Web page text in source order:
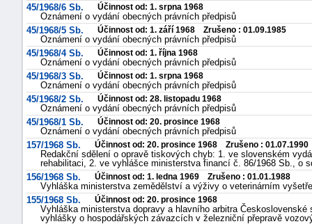
45/1968/6 Sb.
Účinnost od: 1. srpna 1968
Oznámení o vydání obecných právních předpisů
45/1968/5 Sb.
Účinnost od: 1. září 1968 Zrušeno : 01.09.1985
Oznámení o vydání obecných právních předpisů
45/1968/4 Sb.
Účinnost od: 1. října 1968
Oznámení o vydání obecných právních předpisů
45/1968/3 Sb.
Účinnost od: 1. srpna 1968
Oznámení o vydání obecných právních předpisů
45/1968/2 Sb.
Účinnost od: 28. listopadu 1968
Oznámení o vydání obecných právních předpisů
45/1968/1 Sb.
Účinnost od: 20. prosince 1968
Oznámení o vydání obecných právních předpisů
157/1968 Sb.
Účinnost od: 20. prosince 1968 Zrušeno : 01.07.1990
Redakční sdělení o opravě tiskových chyb: 1. ve slovenském
rehabilitaci, 2. ve vyhlášce ministerstva financí č. 86/1968 Sb., o
156/1968 Sb.
Účinnost od: 1. ledna 1969 Zrušeno : 01.01.1988
Vyhláška ministerstva zemědělství a výživy o veterinárním
155/1968 Sb.
Účinnost od: 20. prosince 1968
Vyhláška ministerstva dopravy a hlavního arbitra
vyhlášky o hospodářských závazcích v železniční přepravě